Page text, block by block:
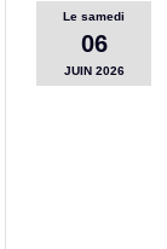
Lesamedi
06
JUIN 2026